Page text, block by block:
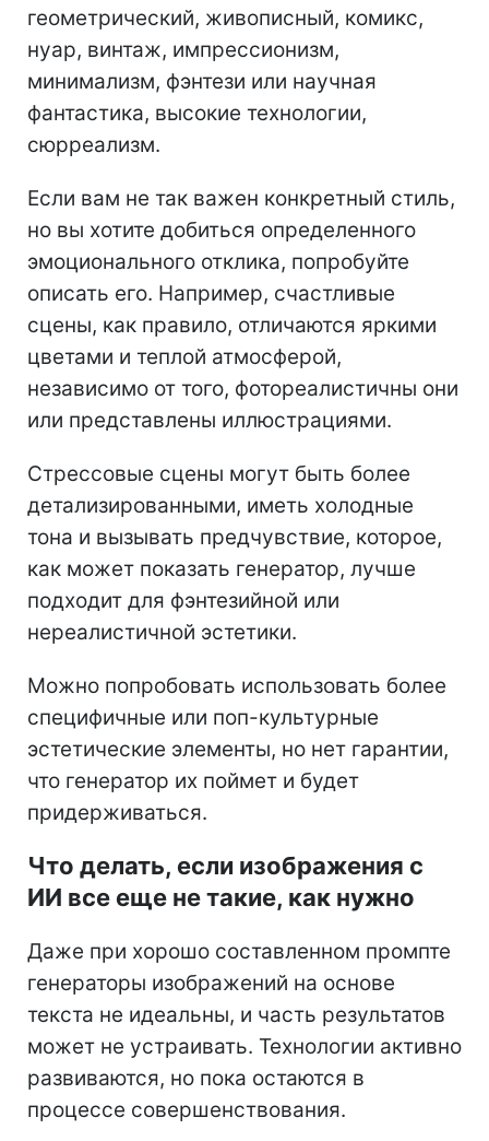
геометрический, живописный, комикс,
нуар, винтаж, импрессионизм,
минимализм, фэнтези или научная
фантастика, высокие технологии,
сюрреализм.
Если вам не так важен конкретный стиль,
но вы хотите добиться определенного
эмоционального отклика, попробуйте
описать его. Например, счастливые
сцены, как правило, отличаются яркими
цветами и теплой атмосферой,
независимо от того, фотореалистичны они
или представлены иллюстрациями.
Стрессовые сцены могут быть более
детализированными, иметь холодные
тона и вызывать предчувствие, которое,
как может показать генератор, лучше
подходит для фэнтезийной или
нереалистичной эстетики.
Можно попробовать использовать более
специфичные или поп-культурные
эстетические элементы, но нет гарантии,
что генератор их поймет и будет
придерживаться.
Что делать, если изображения с
ИИ все еще не такие, как нужно
Даже при хорошо составленном промпте
генераторы изображений на основе
текста не идеальны, и часть результатов
может не устраивать. Технологии активно
развиваются, но пока остаются в
процессе совершенствования.